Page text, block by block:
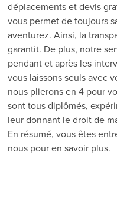
déplacements et devis
vous permet de toujours
aventurez. Ainsi, la
garantit. De plus, notre
pendant et après les
vous laissons seuls avec
nous plierons en 4 pour
sont tous diplômés,
leur donnant le droit de
En résumé, vous êtes
nous pour en savoir plus.